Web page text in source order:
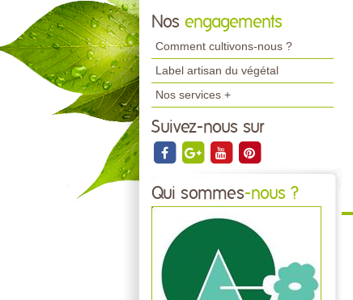
Nos engagements
Comment cultivons-nous ?
Label artisan du végétal
Nos services +
Suivez-nous sur
Qui sommes-nous ?